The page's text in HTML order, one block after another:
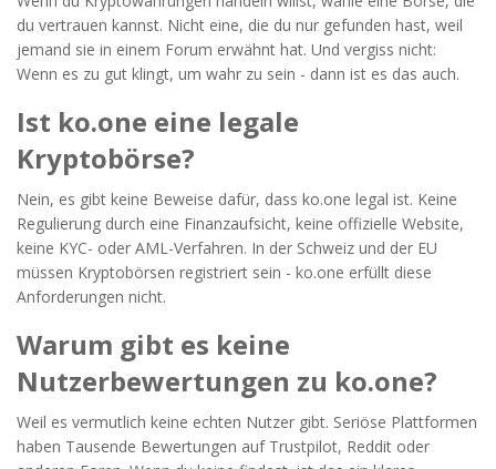
du vertrauen kannst. Nicht eine, die du nur gefunden hast, weil
jemand sie in einem Forum erwähnt hat. Und vergiss nicht:
Wenn es zu gut klingt, um wahr zu sein - dann ist es das auch.
Ist ko.one eine legale
Kryptobörse?
Nein, es gibt keine Beweise dafür, dass ko.one legal ist. Keine
Regulierung durch eine Finanzaufsicht, keine offizielle Website,
keine KYC- oder AML-Verfahren. In der Schweiz und der EU
müssen Kryptobörsen registriert sein - ko.one erfüllt diese
Anforderungen nicht.
Warum gibt es keine
Nutzerbewertungen zu ko.one?
Weil es vermutlich keine echten Nutzer gibt. Seriöse Plattformen
haben Tausende Bewertungen auf Trustpilot, Reddit oder